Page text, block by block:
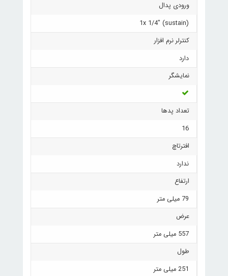
ورودی پدال
1x 1/4" (sustain)
کنترلر نرم افزار
دارد
نمایشگر
تعداد پدها
16
افترتاچ
ندارد
ارتفاع
79 میلی متر
عرض
557 میلی متر
طول
251 میلی متر